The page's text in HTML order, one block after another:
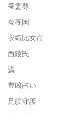
蚕霊尊
蚕養国
衣織比女命
西陵氏
講
豊凶占い
足腰守護